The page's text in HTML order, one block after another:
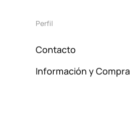
Perfil
Contacto
Información y Compra